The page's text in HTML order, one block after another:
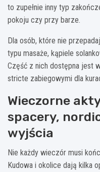
to zupełnie inny typ
pokoju czy przy barze.
Dla osób, które nie
typu masaże, kąpiele
Część z nich dostępna jest
stricte zabiegowymi dla
Wieczorne
spacery,
wyjścia
Nie każdy wieczór musi
Kudowa i okolice dają kilka